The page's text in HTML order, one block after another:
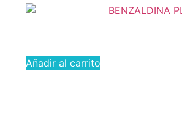
Añadir al carrito